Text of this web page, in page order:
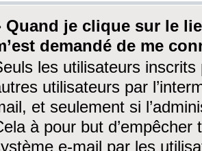
Quand je clique sur le
demandé de me
les utilisateurs
utilisateurs par
et seulement si
à pour but
e-mail par les